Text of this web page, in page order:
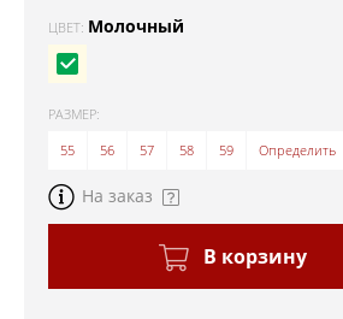
ЦВЕТ: Молочный
РАЗМЕР:
55
56 57 58 59 Определить
На заказ
В корзину